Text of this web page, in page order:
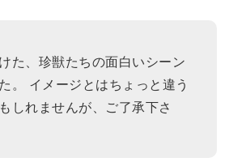
た、珍獣たちの面白いシーン
。 イメージとはちょっと違う
しれませんが、ご了承下さ